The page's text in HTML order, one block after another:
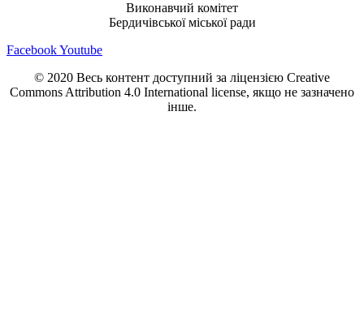
Виконавчий комітет
Бердичівської міської ради
FacebookYoutube
© 2020 Весь контент доступний за ліцензією Creative
Commons Attribution 4.0 International license, якщо не зазначено
інше.